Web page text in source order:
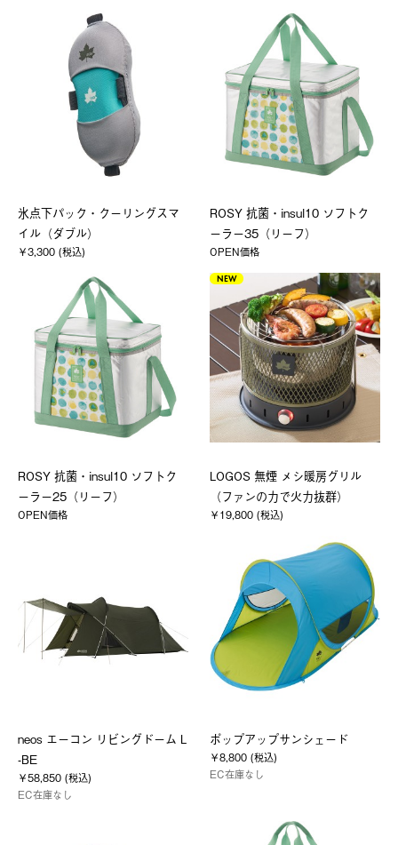
氷点下パック・クーリングスマ
イル（ダブル）
￥3,300 (税込)
ROSY 抗菌・insul10 ソフトク
ーラー35（リーフ）
OPEN価格
ROSY 抗菌・insul10 ソフトク
ーラー25（リーフ）
OPEN価格
NEW
LOGOS 無煙 メシ暖房グリル
（ファンの力で火力抜群）
￥19,800 (税込)
neos エーコン リビングドーム L
-BE
￥58,850 (税込)
EC在庫なし
ポップアップサンシェード
￥8,800 (税込)
EC在庫なし